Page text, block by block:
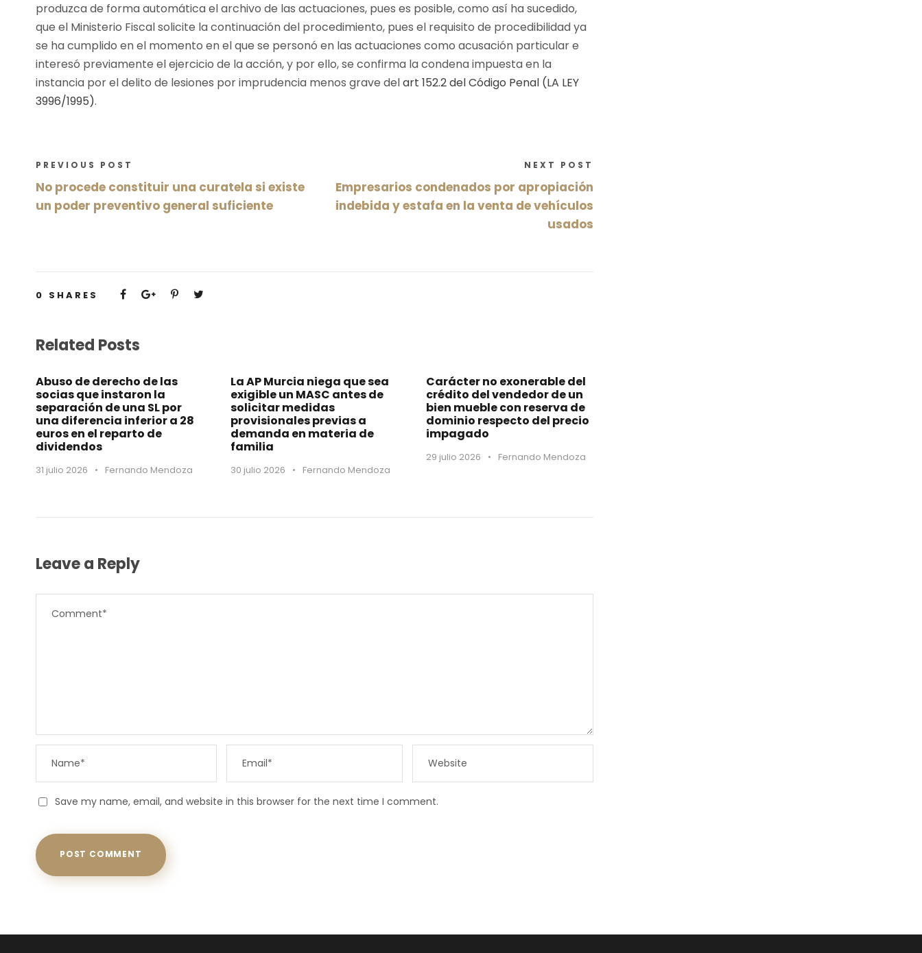
produzca de forma automática el archivo de las actuaciones, pues es posible, como así ha sucedido,
que el Ministerio Fiscal solicite la continuación del procedimiento, pues el requisito de procedibilidad ya
se ha cumplido en el momento en el que se personó en las actuaciones como acusación particular e
interesó previamente el ejercicio de la acción, y por ello, se confirma la condena impuesta en la
instancia por el delito de lesiones por imprudencia menos grave delart 152.2 del Código Penal (LA LEY
3996/1995).
PREVIOUS POST
No procede constituir una curatela si existe
un poder preventivo general suficiente
NEXT POST
Empresarios condenados por apropiación
indebida y estafa en la venta de vehículos
usados
0 SHARES
Related Posts
Abuso de derecho de las
socias que instaron la
separación de una SL por
una diferencia inferior a 28
euros en el reparto de
dividendos
31 julio 2026 • Fernando Mendoza
La AP Murcia niega que sea
exigible un MASC antes de
solicitar medidas
provisionales previas a
demanda en materia de
familia
30 julio 2026 • Fernando Mendoza
Carácter no exonerable del
crédito del vendedor de un
bien mueble con reserva de
dominio respecto del precio
impagado
29 julio 2026 • Fernando Mendoza
Leave a Reply
Save my name, email, and website in this browser for the next time I comment.